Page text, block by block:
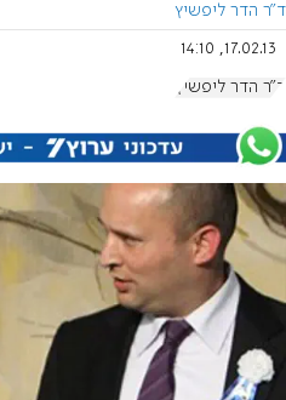
ד"ר הדר ליפשיץ
17.02.13, 14:10
ד"ר הדר ליפשיץ